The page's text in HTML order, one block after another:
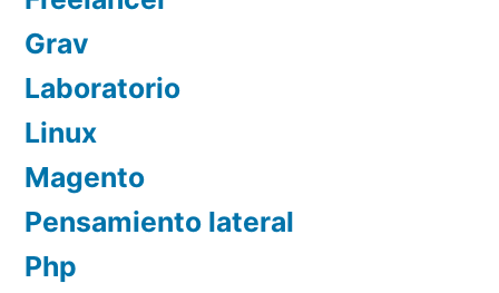
Grav
Laboratorio
Linux
Magento
Pensamiento lateral
Php